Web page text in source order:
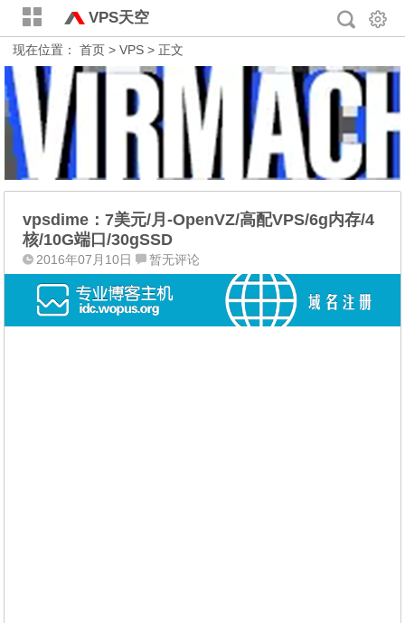
VPS天空
现在位置：首页 >VPS > 正文
vpsdime：7美元/月-OpenVZ/高配VPS/6g内存/4
核/10G端口/30gSSD
2016年07月10日 暂无评论